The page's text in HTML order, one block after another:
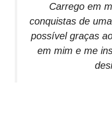
Carrego em
conquistas de
possível graças
em mim e me